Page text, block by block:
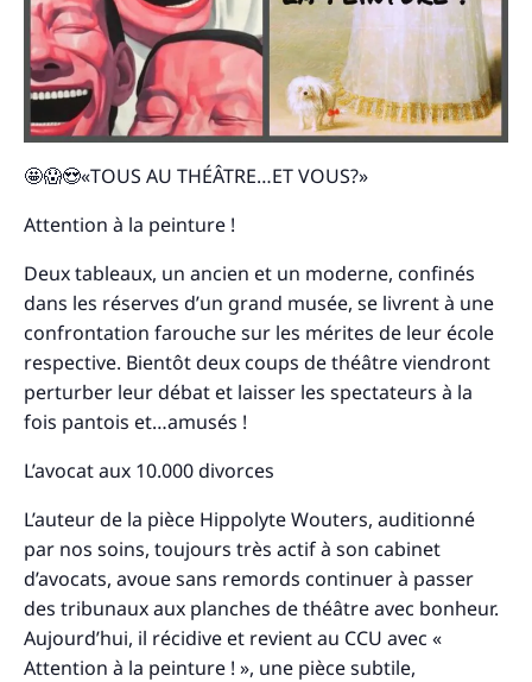
🤩😱😍«TOUS AU THÉÂTRE…ET VOUS?»
Attention à la peinture !
Deux tableaux, un ancien et un moderne, confinés
dans les réserves d’un grand musée, se livrent à une
confrontation farouche sur les mérites de leur école
respective. Bientôt deux coups de théâtre viendront
perturber leur débat et laisser les spectateurs à la
fois pantois et…amusés !
L’avocat aux 10.000 divorces
L’auteur de la pièce Hippolyte Wouters, auditionné
par nos soins, toujours très actif à son cabinet
d’avocats, avoue sans remords continuer à passer
des tribunaux aux planches de théâtre avec bonheur.
Aujourd’hui, il récidive et revient au CCU avec «
Attention à la peinture ! », une pièce subtile,